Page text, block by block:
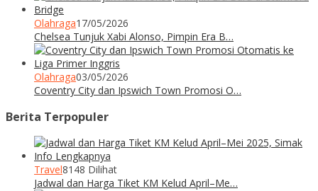
Olahraga17/05/2026
Chelsea Tunjuk Xabi Alonso, Pimpin Era B…
Olahraga03/05/2026
Coventry City dan Ipswich Town Promosi O…
Berita Terpopuler
Travel8148 Dilihat
Jadwal dan Harga Tiket KM Kelud April–Me…